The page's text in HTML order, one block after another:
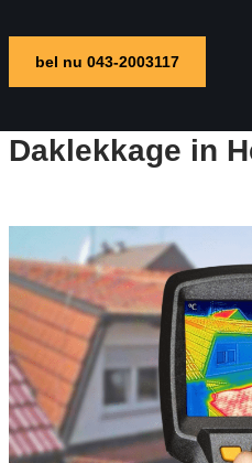
bel nu 043-2003117
Daklekkage in